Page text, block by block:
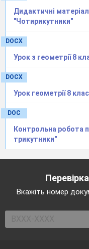
Дидактичні
"Чотирикутники"
DOCX
Урок з геометрії 8
DOCX
Урок геометрії 8
DOC
Контрольна робота
трикутники"
Вкажіть номер